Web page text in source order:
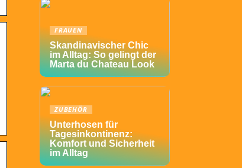
FRAUEN
Skandinavischer Chic
im Alltag: So gelingt der
Marta du Chateau Look
ZUBEHÖR
Unterhosen für
Tagesinkontinenz:
Komfort und Sicherheit
im Alltag